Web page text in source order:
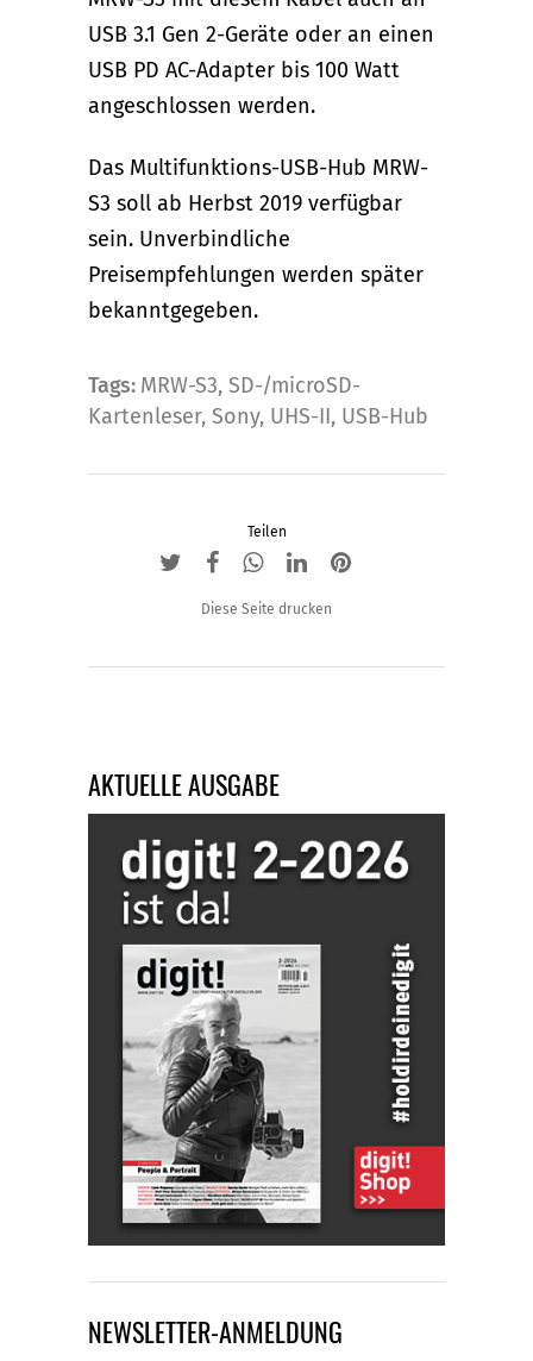
USB 3.1 Gen 2-Geräte oder an einen
USB PD AC-Adapter bis 100 Watt
angeschlossen werden.
Das Multifunktions-USB-Hub MRW-
S3 soll ab Herbst 2019 verfügbar
sein. Unverbindliche
Preisempfehlungen werden später
bekanntgegeben.
Tags: MRW-S3, SD-/microSD-
Kartenleser, Sony, UHS-II, USB-Hub
Teilen
Diese Seite drucken
AKTUELLE AUSGABE
NEWSLETTER-ANMELDUNG